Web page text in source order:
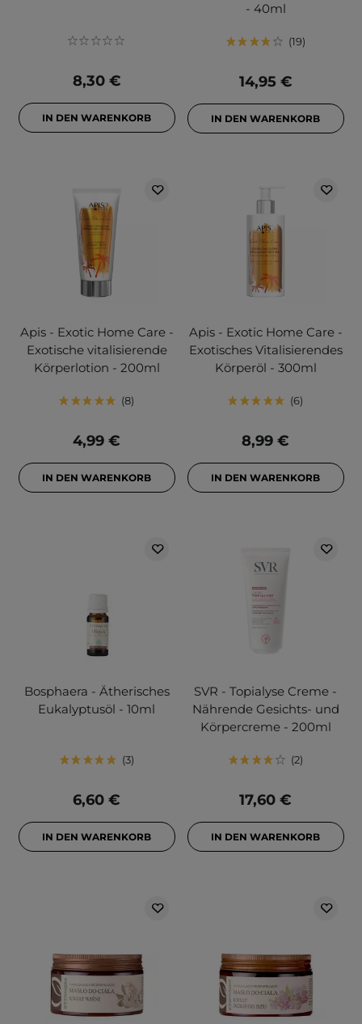
8,30 €
IN DEN WARENKORB
- 40ml
19
14,95 €
IN DEN WARENKORB
Apis - Exotic Home Care -
Exotische vitalisierende
Körperlotion - 200ml
8
4,99 €
IN DEN WARENKORB
Apis - Exotic Home Care -
Exotisches Vitalisierendes
Körperöl - 300ml
6
8,99 €
IN DEN WARENKORB
Bosphaera - Ätherisches
Eukalyptusöl - 10ml
3
6,60 €
IN DEN WARENKORB
SVR - Topialyse Creme -
Nährende Gesichts- und
Körpercreme - 200ml
2
17,60 €
IN DEN WARENKORB